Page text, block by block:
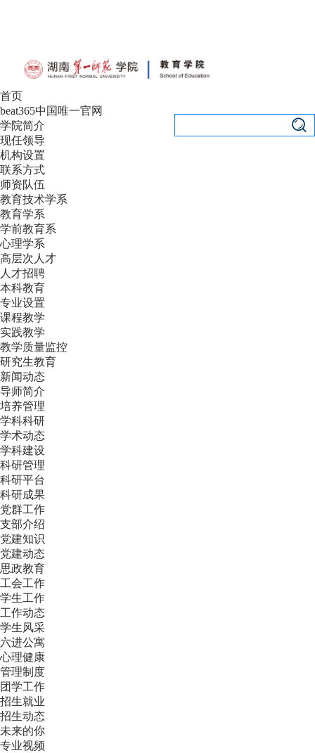
首页
beat365中国唯一官网
学院简介
现任领导
机构设置
联系方式
师资队伍
教育技术学系
教育学系
学前教育系
心理学系
高层次人才
人才招聘
本科教育
专业设置
课程教学
实践教学
教学质量监控
研究生教育
新闻动态
导师简介
培养管理
学科科研
学术动态
学科建设
科研管理
科研平台
科研成果
党群工作
支部介绍
党建知识
党建动态
思政教育
工会工作
学生工作
工作动态
学生风采
六进公寓
心理健康
管理制度
团学工作
招生就业
招生动态
未来的你
专业视频